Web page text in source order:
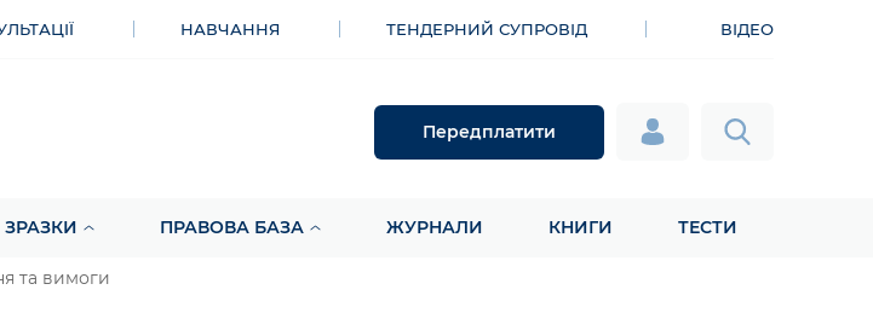
НАВЧАННЯ ТЕНДЕРНИЙ СУПРОВІД ВІДЕО
Передплатити
ЗРАЗКИ ПРАВОВА БАЗА ЖУРНАЛИ КНИГИ ТЕСТИ
та вимоги